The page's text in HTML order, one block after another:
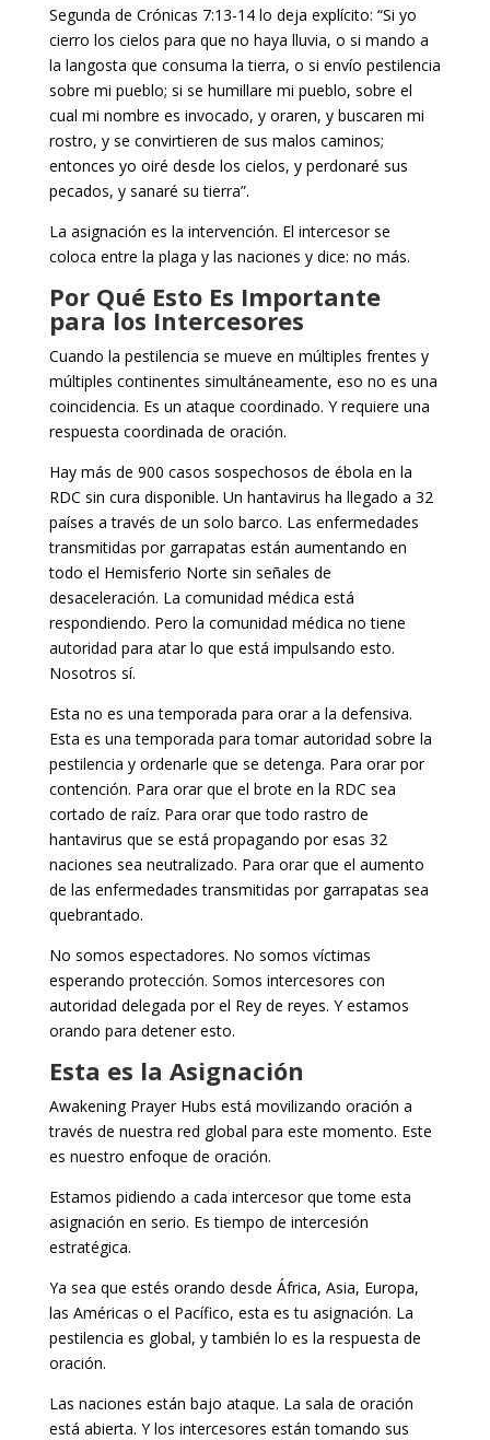
Segunda de Crónicas 7:13-14 lo deja explícito: “Si yo
cierro los cielos para que no haya lluvia, o si mando a
la langosta que consuma la tierra, o si envío pestilencia
sobre mi pueblo; si se humillare mi pueblo, sobre el
cual mi nombre es invocado, y oraren, y buscaren mi
rostro, y se convirtieren de sus malos caminos;
entonces yo oiré desde los cielos, y perdonaré sus
pecados, y sanaré su tierra”.
La asignación es la intervención. El intercesor se
coloca entre la plaga y las naciones y dice: no más.
Por Qué Esto Es Importante
para los Intercesores
Cuando la pestilencia se mueve en múltiples frentes y
múltiples continentes simultáneamente, eso no es una
coincidencia. Es un ataque coordinado. Y requiere una
respuesta coordinada de oración.
Hay más de 900 casos sospechosos de ébola en la
RDC sin cura disponible. Un hantavirus ha llegado a 32
países a través de un solo barco. Las enfermedades
transmitidas por garrapatas están aumentando en
todo el Hemisferio Norte sin señales de
desaceleración. La comunidad médica está
respondiendo. Pero la comunidad médica no tiene
autoridad para atar lo que está impulsando esto.
Nosotros sí.
Esta no es una temporada para orar a la defensiva.
Esta es una temporada para tomar autoridad sobre la
pestilencia y ordenarle que se detenga. Para orar por
contención. Para orar que el brote en la RDC sea
cortado de raíz. Para orar que todo rastro de
hantavirus que se está propagando por esas 32
naciones sea neutralizado. Para orar que el aumento
de las enfermedades transmitidas por garrapatas sea
quebrantado.
No somos espectadores. No somos víctimas
esperando protección. Somos intercesores con
autoridad delegada por el Rey de reyes. Y estamos
orando para detener esto.
Esta es la Asignación
Awakening Prayer Hubs está movilizando oración a
través de nuestra red global para este momento. Este
es nuestro enfoque de oración.
Estamos pidiendo a cada intercesor que tome esta
asignación en serio. Es tiempo de intercesión
estratégica.
Ya sea que estés orando desde África, Asia, Europa,
las Américas o el Pacífico, esta es tu asignación. La
pestilencia es global, y también lo es la respuesta de
oración.
Las naciones están bajo ataque. La sala de oración
está abierta. Y los intercesores están tomando sus